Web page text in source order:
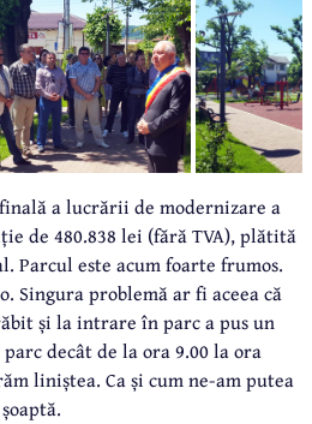
a lucrării de modernizare a
de 480.838 lei (fără TVA), plătită
Parcul este acum foarte frumos.
Singura problemă ar fi aceea că
și la intrare în parc a pus un
decât de la ora 9.00 la ora
liniștea. Ca și cum ne-am putea